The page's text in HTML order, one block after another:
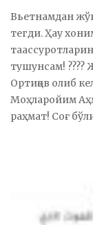
Вьетнамдан
тегди. Ҳау
тушунсам!
Ортиқов олиб
Моҳларойим
раҳмат! Соғ